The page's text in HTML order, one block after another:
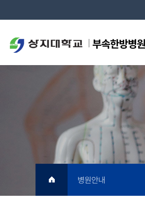
부속한방병원
병원안내